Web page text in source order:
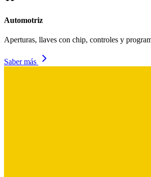
Automotriz
Aperturas, llaves con chip, controles y
Saber más